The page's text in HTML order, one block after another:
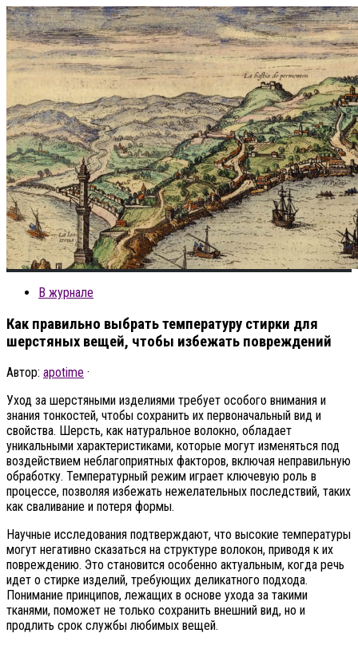
В журнале
Как правильно выбрать температуру стирки для
шерстяных вещей, чтобы избежать повреждений
Автор: apotime ·
Уход за шерстяными изделиями требует особого внимания и
знания тонкостей, чтобы сохранить их первоначальный вид и
свойства. Шерсть, как натуральное волокно, обладает
уникальными характеристиками, которые могут изменяться под
воздействием неблагоприятных факторов, включая неправильную
обработку. Температурный режим играет ключевую роль в
процессе, позволяя избежать нежелательных последствий, таких
как сваливание и потеря формы.
Научные исследования подтверждают, что высокие температуры
могут негативно сказаться на структуре волокон, приводя к их
повреждению. Это становится особенно актуальным, когда речь
идет о стирке изделий, требующих деликатного подхода.
Понимание принципов, лежащих в основе ухода за такими
тканями, поможет не только сохранить внешний вид, но и
продлить срок службы любимых вещей.